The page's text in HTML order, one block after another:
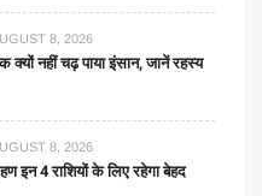
8, 2026
नहीं चढ़ पाया इंसान, जानें रहस्य
8, 2026
इन 4 राशियों के लिए रहेगा बेहद